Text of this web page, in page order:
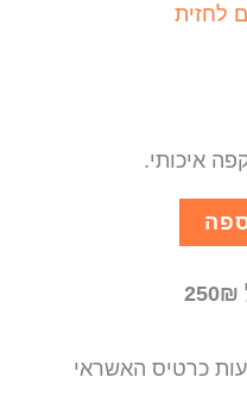
לחזית
איכותי.
כרטיס האשראי